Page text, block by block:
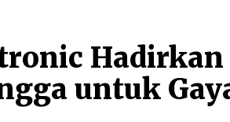
untuk